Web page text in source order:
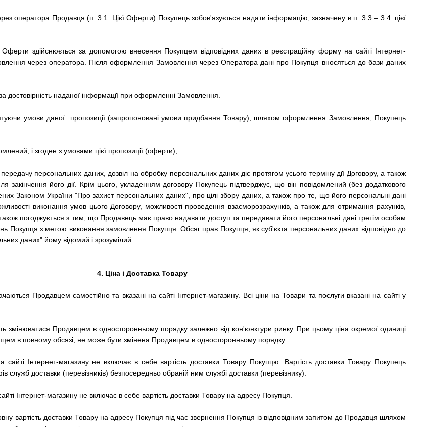
оператора Продавця (п. 3.1. Цієї Оферти) Покупець зобов'язується надати інформацію, зазначену в п. 3.3 – 3.4. цієї
здійснюється за допомогою внесення Покупцем відповідних даних в реєстраційну форму на сайті Інтернет-
через оператора.
Після оформлення Замовлення через Оператора дані про Покупця вносяться до бази даних
достовірність наданої інформації при оформленні Замовлення.
умови даної пропозиції (запропоновані умови придбання Товару), шляхом оформлення Замовлення, Покупець
і згоден з умовами цієї пропозиції (оферти);
персональних даних, дозвіл на обробку персональних даних діє протягом усього терміну дії Договору, а також
закінчення його дії.
Крім цього, укладенням договору Покупець підтверджує, що він повідомлений (без додаткового
Законом України "Про захист персональних даних", про цілі збору даних, а також про те, що його персональні дані
виконання умов цього Договору, можливості проведення взаєморозрахунків, а також для отримання рахунків,
погоджується з тим, що Продавець має право надавати доступ та передавати його персональні дані третім особам
Покупця з метою виконання замовлення Покупця. Обсяг прав Покупця, як суб'єкта персональних даних відповідно до
даних" йому відомий і зрозумілий.
4. Ціна і Доставка Товару
Продавцем самостійно та вказані на сайті Інтернет-магазину. Всі ціни на Товари та послуги вказані на сайті у
змінюватися Продавцем в односторонньому порядку залежно від кон'юнктури ринку. При цьому ціна окремої одиниці
в повному обсязі, не може бути змінена Продавцем в односторонньому порядку.
сайті Інтернет-магазину не включає в себе вартість доставки Товару Покупцю. Вартість доставки Товару Покупець
служб доставки (перевізників) безпосередньо обраній ним службі доставки (перевізнику).
Інтернет-магазину не включає в себе вартість доставки Товару на адресу Покупця.
вартість доставки Товару на адресу Покупця під час звернення Покупця із відповідним запитом до Продавця шляхом